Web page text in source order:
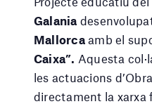
Galania
Mallorcaamb el
Caixa”. Aquesta
les actuacions
directament la xarxa